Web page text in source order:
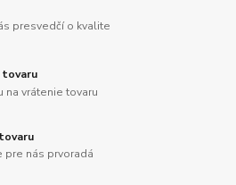
presvedčí o kvalite
tovaru
vrátenie tovaru
pre nás prvoradá